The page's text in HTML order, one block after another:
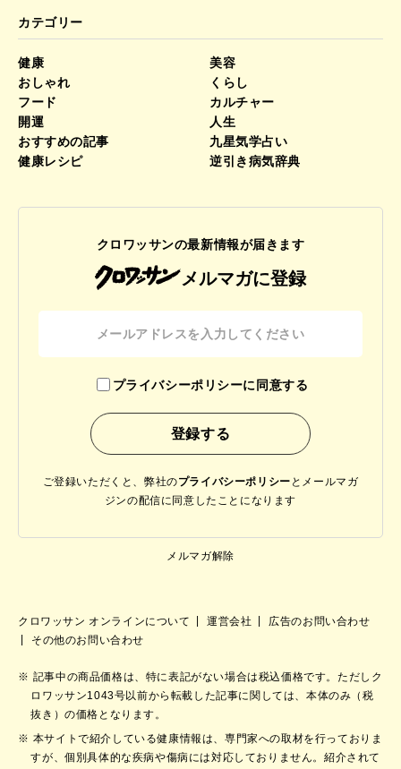
カテゴリー
健康
美容
おしゃれ
くらし
フード
カルチャー
開運
人生
おすすめの記事
九星気学占い
健康レシピ
逆引き病気辞典
クロワッサンの最新情報が届きます
メルマガに登録
プライバシーポリシーに同意する
ご登録いただくと、弊社のプライバシーポリシー と メールマガ
ジンの配信に同意したことになります
メルマガ解除
クロワッサン オンラインについて 運営会社
広告のお問い合わせ
その他のお問い合わせ
記事中の商品価格は、特に表記がない場合は税込価格です。ただしク
ロワッサン1043号以前から転載した記事に関しては、本体のみ（税
抜き）の価格となります。
本サイトで紹介している健康情報は、専門家への取材を行っておりま
すが、個別具体的な疾病や傷病には対応しておりません。紹介されて